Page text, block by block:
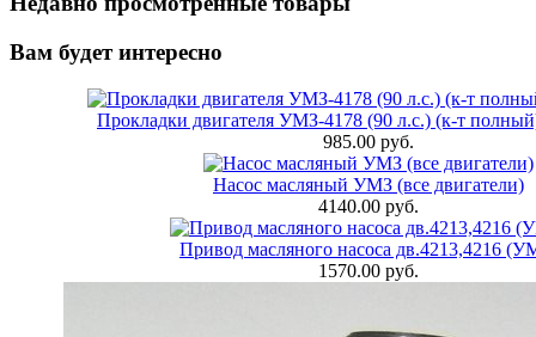
Вам будет интересно
Прокладки двигателя УМЗ-4178 (90 л.с.) (к-т
985.00 руб.
Насос масляный УМЗ (все двигатели)
4140.00 руб.
Привод масляного насоса дв.4213,4216
1570.00 руб.